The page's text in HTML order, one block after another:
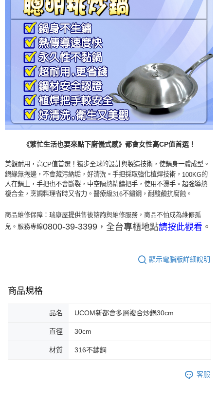
《繁忙生活也要來點下廚儀式感》都會女性高CP值首選！
美觀耐用，高CP值首選！獨步全球的設計與製造技術，使鍋身一體成型。
鍋緣無捲邊，不會藏污納垢，好清洗。手把採取強化植焊技術， 100KG的
人在鍋上，手把也不會斷裂，中空隔熱精鑄把手，使用不燙手。超強導熱
複合金，烹調料理省時又省力。醫療級316不鏽鋼，耐酸鹼抗腐蝕。
商品維修保障：瑞康屋提供售後諮詢與維修服務，商品不怕成為維修孤
兒。服務專線0800-39-3399 ，全台專櫃地點請按此觀看 。
顯示電腦版詳細說明
商品規格
品名 UCOM新都會多層複合炒鍋30cm
直徑 30cm
材質 316不鏽鋼
客服